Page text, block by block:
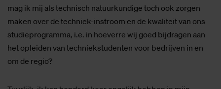
mag ik mij als technisch natuurkundige toch ook zorgen
maken over de techniek-instroom en de kwaliteit van ons
studieprogramma, i.e. in hoeverre wij goed bijdragen aan
het opleiden van techniekstudenten voor bedrijven in en
om de regio?